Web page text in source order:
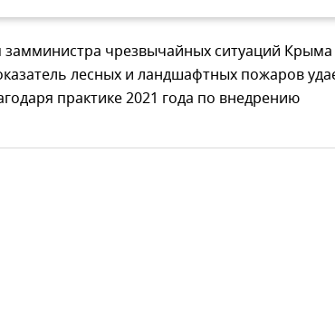
чрезвычайных ситуаций Крыма
лесных и ландшафтных пожаров
практике 2021 года по внедрению